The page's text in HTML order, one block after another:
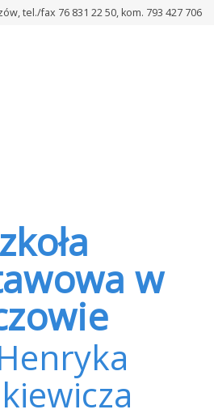
tel./fax 76 831 22 50, kom. 793 427 706
w